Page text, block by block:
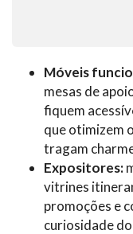
Móveis
mesas de
fiquem
que otimizem
tragam
Expositores:
vitrines
promoções e
curiosidade